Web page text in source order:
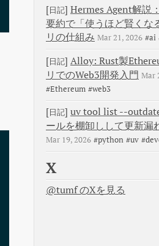
[ 日記] Hermes Agent解説
要約で「使うほど賢くな
リの仕組み Mar 21, 2026 #ai
[日記] Alloy: Rust製
リでのWeb3開発入門 Mar
#Ethereum #web3
[ 日記] uv tool list --
ールを棚卸しして更新漏
Mar 19, 2026 #python #uv
X
@tumf のXを見る